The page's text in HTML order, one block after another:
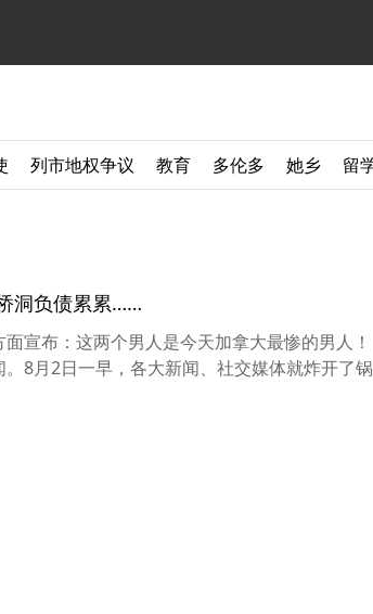
列市地权争议 教育 多伦多 她乡 留
洞负债累累……
宣布：这两个男人是今天加拿大最惨的男人
8月2日一早，各大新闻、社交媒体就炸开了